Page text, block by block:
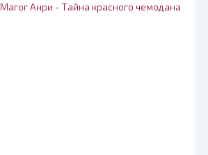
Магог Анри - Тайна красного чемодана